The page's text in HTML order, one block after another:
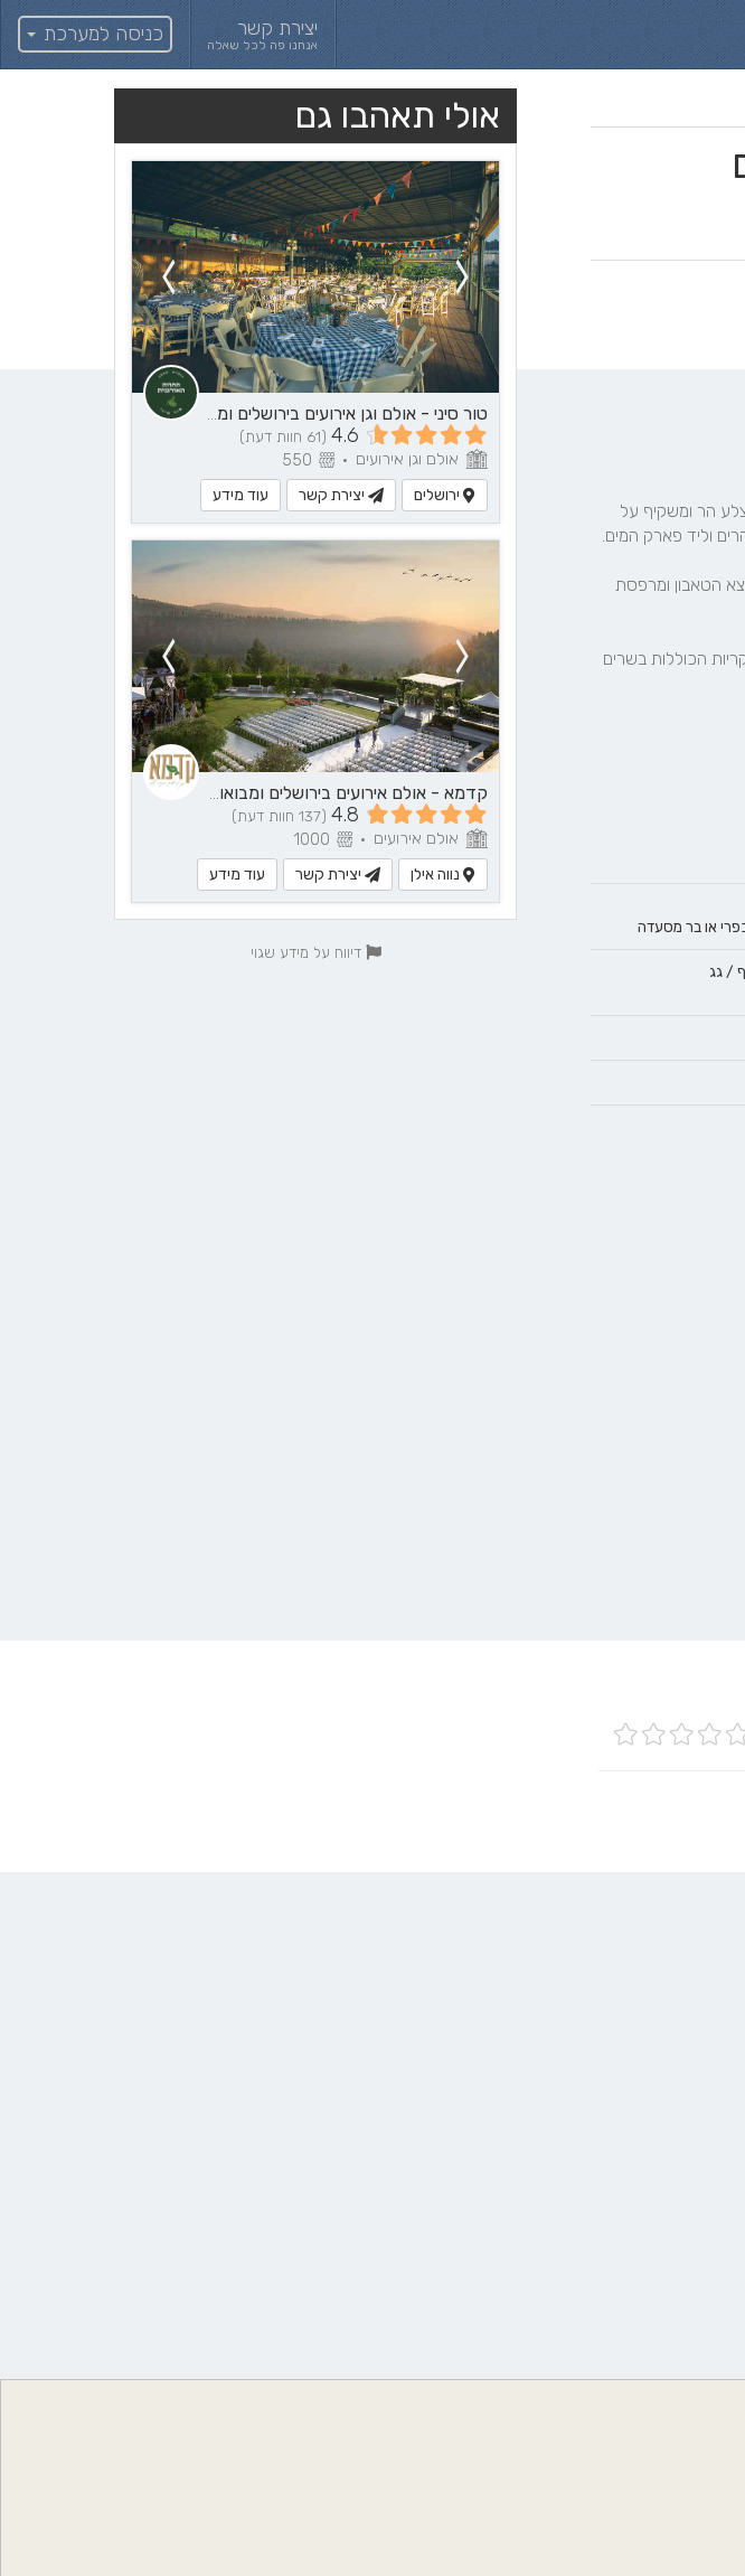
יצירת קשר
אנחנו פה לכל שאלה כניסה למערכת
אולי תאהבו גם
טור סיני - אולם וגן אירועים בירושלים ומבואותיה
4.6 (61 חוות דעת)
אולם וגן אירועים •
ירושלים
יצירת קשר עוד מידע
קדמא - אולם אירועים בירושלים ומבואותיה
4.8 (137 חוות דעת)
אולם אירועים •
נווה אילן
יצירת קשר עוד מידע
דיווח על מידע שגוי
או בר מסעדה
/ גג